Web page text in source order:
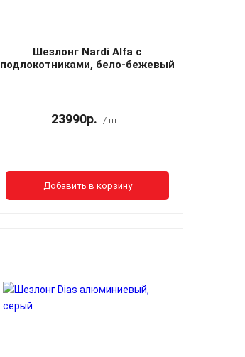
Шезлонг Nardi Alfa с
подлокотниками, бело-бежевый
23990р. / шт.
Добавить в корзину